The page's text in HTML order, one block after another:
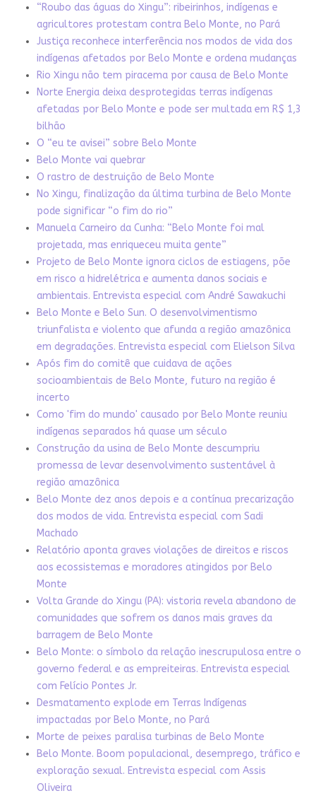
“Roubo das águas do Xingu”: ribeirinhos, indígenas e
agricultores protestam contra Belo Monte, no Pará
Justiça reconhece interferência nos modos de vida dos
indígenas afetados por Belo Monte e ordena mudanças
Rio Xingu não tem piracema por causa de Belo Monte
Norte Energia deixa desprotegidas terras indígenas
afetadas por Belo Monte e pode ser multada em R$ 1,3
bilhão
O “eu te avisei” sobre Belo Monte
Belo Monte vai quebrar
O rastro de destruição de Belo Monte
No Xingu, finalização da última turbina de Belo Monte
pode significar “o fim do rio”
Manuela Carneiro da Cunha: “Belo Monte foi mal
projetada, mas enriqueceu muita gente”
Projeto de Belo Monte ignora ciclos de estiagens, põe
em risco a hidrelétrica e aumenta danos sociais e
ambientais. Entrevista especial com André Sawakuchi
Belo Monte e Belo Sun. O desenvolvimentismo
triunfalista e violento que afunda a região amazônica
em degradações. Entrevista especial com Elielson Silva
Após fim do comitê que cuidava de ações
socioambientais de Belo Monte, futuro na região é
incerto
Como 'fim do mundo' causado por Belo Monte reuniu
indígenas separados há quase um século
Construção da usina de Belo Monte descumpriu
promessa de levar desenvolvimento sustentável à
região amazônica
Belo Monte dez anos depois e a contínua precarização
dos modos de vida. Entrevista especial com Sadi
Machado
Relatório aponta graves violações de direitos e riscos
aos ecossistemas e moradores atingidos por Belo
Monte
Volta Grande do Xingu (PA): vistoria revela abandono de
comunidades que sofrem os danos mais graves da
barragem de Belo Monte
Belo Monte: o símbolo da relação inescrupulosa entre o
governo federal e as empreiteiras. Entrevista especial
com Felício Pontes Jr.
Desmatamento explode em Terras Indígenas
impactadas por Belo Monte, no Pará
Morte de peixes paralisa turbinas de Belo Monte
Belo Monte. Boom populacional, desemprego, tráfico e
exploração sexual. Entrevista especial com Assis
Oliveira